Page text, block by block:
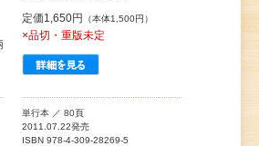
定価1,650円 （本体1,500円）
×品切・重版未定
単行本 ／ 80頁
2011.07.22発売
ISBN 978-4-309-28269-5